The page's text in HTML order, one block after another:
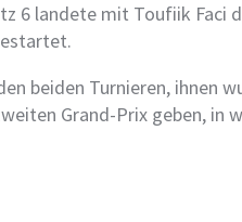
6 landete mit Toufiik
beiden Turnieren, ihnen
Grand-Prix geben, in